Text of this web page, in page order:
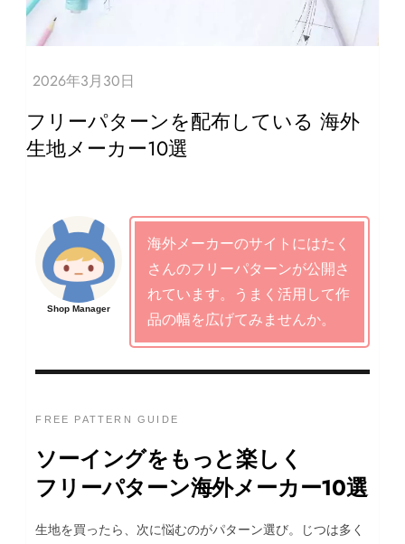
フリーパターンを配布している 海外
生地メーカー10選
Shop Manager
海外メーカーのサイトにはたく
さんのフリーパターンが公開さ
れています。うまく活用して作
品の幅を広げてみませんか。
FREE PATTERN GUIDE
ソーイングをもっと楽しく
フリーパターン海外メーカー10選
生地を買ったら、次に悩むのがパターン選び。じつは多く